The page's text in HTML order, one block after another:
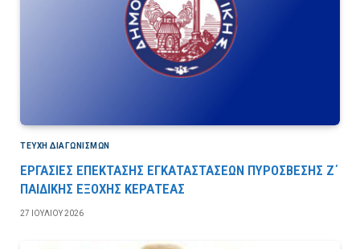
ΤΕΎΧΗ ΔΙΑΓΩΝΙΣΜΏΝ
ΕΡΓΑΣΙΕΣ ΕΠΕΚΤΑΣΗΣ ΕΓΚΑΤΑΣΤΑΣΕΩΝ ΠΥΡΟΣΒΕΣΗΣ Ζ΄
ΠΑΙΔΙΚΗΣ ΕΞΟΧΗΣ ΚΕΡΑΤΕΑΣ
27 ΙΟΥΛΊΟΥ 2026